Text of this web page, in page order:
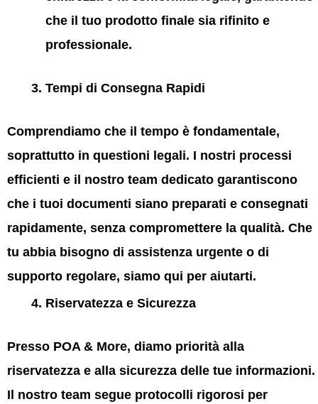
che il tuo prodotto finale sia rifinito e
professionale.
Tempi di Consegna Rapidi
Comprendiamo che il tempo è fondamentale,
soprattutto in questioni legali. I nostri processi
efficienti e il nostro team dedicato garantiscono
che i tuoi documenti siano preparati e consegnati
rapidamente, senza compromettere la qualità. Che
tu abbia bisogno di assistenza urgente o di
supporto regolare, siamo qui per aiutarti.
Riservatezza e Sicurezza
Presso POA & More, diamo priorità alla
riservatezza e alla sicurezza delle tue informazioni.
Il nostro team segue protocolli rigorosi per